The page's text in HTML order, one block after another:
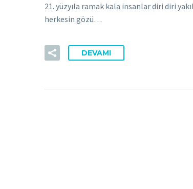
21. yüzyıla ramak kala insanlar diri diri
herkesin gözü…
DEVAMI